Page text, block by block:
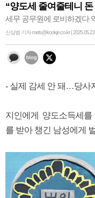
“양도세 줄여줄테니
세무 공무원에 로비하겠다
신심범 기자 mets@kookje.co.kr | 2025.05.22
- 실제 감세 안 돼…당사
지인에게 양도소득세
를 받아 챙긴 남성에게